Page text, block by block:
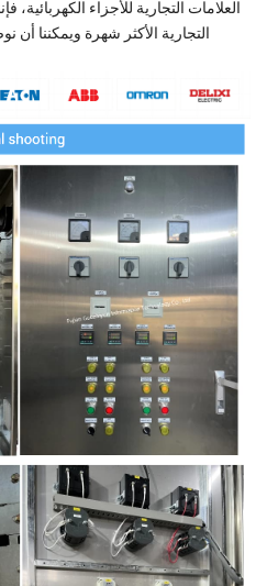
العلامات التجارية للأجزاء
التجارية الأكثر شهرة ويمكننا أن